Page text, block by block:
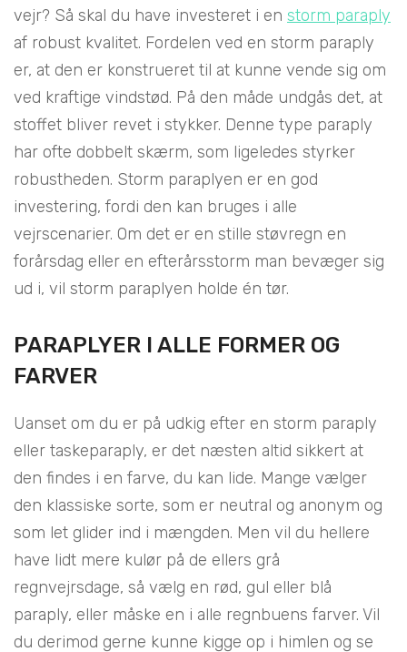
vejr? Så skal du have investeret i en storm paraply
af robust kvalitet. Fordelen ved en storm paraply
er, at den er konstrueret til at kunne vende sig om
ved kraftige vindstød. På den måde undgås det, at
stoffet bliver revet i stykker. Denne type paraply
har ofte dobbelt skærm, som ligeledes styrker
robustheden. Storm paraplyen er en god
investering, fordi den kan bruges i alle
vejrscenarier. Om det er en stille støvregn en
forårsdag eller en efterårsstorm man bevæger sig
ud i, vil storm paraplyen holde én tør.
PARAPLYER I ALLE FORMER OG
FARVER
Uanset om du er på udkig efter en storm paraply
eller taskeparaply, er det næsten altid sikkert at
den findes i en farve, du kan lide. Mange vælger
den klassiske sorte, som er neutral og anonym og
som let glider ind i mængden. Men vil du hellere
have lidt mere kulør på de ellers grå
regnvejrsdage, så vælg en rød, gul eller blå
paraply, eller måske en i alle regnbuens farver. Vil
du derimod gerne kunne kigge op i himlen og se